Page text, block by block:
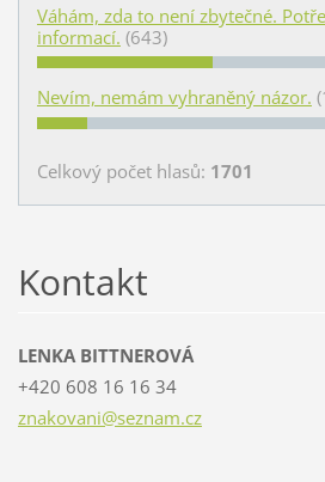
Váhám, zda to není zbytečné.
informací. (643)
Nevím, nemám vyhraněný názor.
Celkový počet hlasů: 1701
Kontakt
LENKA BITTNEROVÁ
+420 608 16 16 34
znakovani@seznam.cz